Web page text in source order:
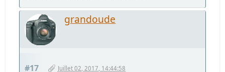
grandoude
#17 Juillet 02, 2017, 14:44:58